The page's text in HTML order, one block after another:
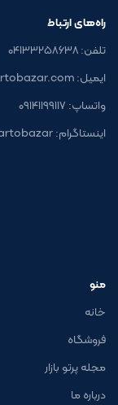
راه‌های ارتباط
تلفن: ۰۴۱۳۳۲۵۸۶۳۸
ایمیل: info@partobazar.com
واتساپ: ۰۹۱۴۱۱۹۹۱۱۷
اینستاگرام: partobazar@
منو
خانه
فروشگاه
مجله پرتو بازار
درباره ما